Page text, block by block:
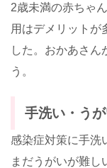
2歳未満の赤ちゃ
用はデメリットが
した。おかあさん
う。
手洗い・う
感染症対策に手洗
まだうがいが難し